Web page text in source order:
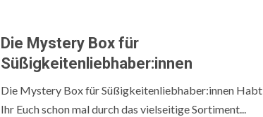
Die Mystery Box für
Süßigkeitenliebhaber:innen
Die Mystery Box für Süßigkeitenliebhaber:innen Habt
Ihr Euch schon mal durch das vielseitige Sortiment...